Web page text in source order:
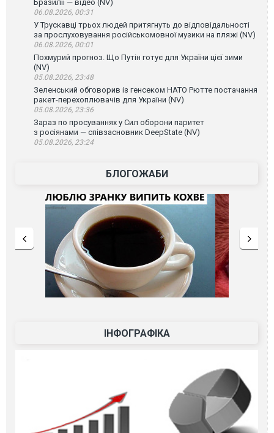
Бразилії — відео (NV)
06.08.2026, 00:31
У Трускавці трьох людей притягнуть до відповідальності
за прослуховування російськомовної музики на пляжі (NV)
06.08.2026, 00:01
Похмурий прогноз. Що Путін готує для України цієї зими
(NV)
05.08.2026, 23:48
Зеленський обговорив із генсеком НАТО Рютте постачання
ракет-перехоплювачів для України (NV)
05.08.2026, 23:36
Зараз по просуваннях у Сил оборони паритет
з росіянами — співзасновник DeepState (NV)
05.08.2026, 23:24
БЛОГОЖАБИ
ІНФОГРАФІКА